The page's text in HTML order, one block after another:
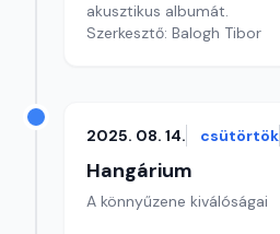
akusztikus albumát.
Szerkesztő: Balogh Tibor
2025. 08. 14. csütörtök
Hangárium
A könnyűzene kiválóságai